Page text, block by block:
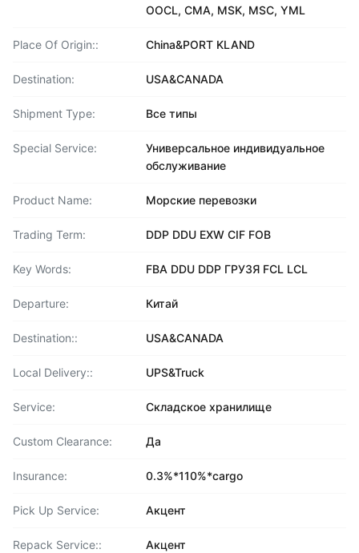
OOCL, CMA, MSK, MSC, YML
Place Of Origin:: China&PORT KLAND
Destination: USA&CANADA
Shipment Type: Все типы
Special Service:
Универсальное индивидуальное
обслуживание
Product Name: Морские перевозки
Trading Term: DDP DDU EXW CIF FOB
Key Words: FBA DDU DDP ГРУЗЯ FCL LCL
Departure: Китай
Destination:: USA&CANADA
Local Delivery:: UPS&Truck
Service: Складское хранилище
Custom Clearance: Да
Insurance: 0.3%*110%*cargo
Pick Up Service: Акцент
Repack Service:: Акцент